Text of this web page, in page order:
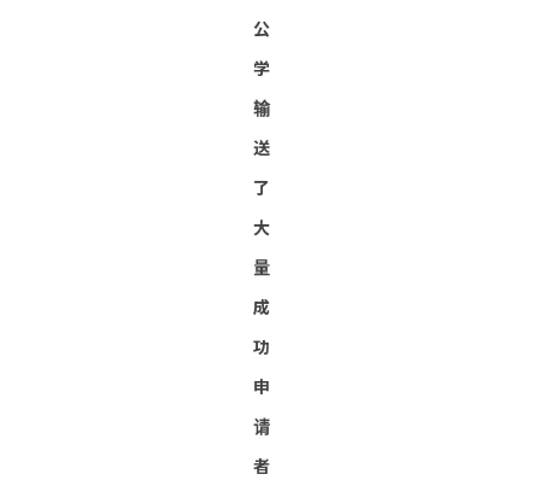
公
学
输
送
了
大
量
成
功
申
请
者